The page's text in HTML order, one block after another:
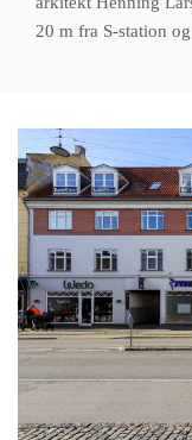
20 m fra S-station